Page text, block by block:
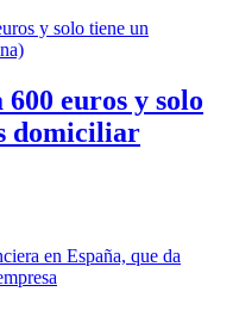
euros y solo
domiciliar